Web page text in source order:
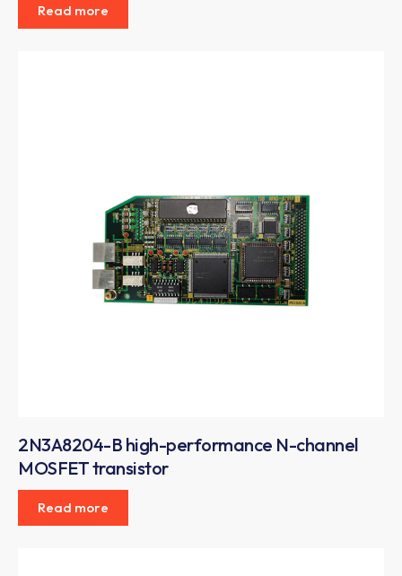
Read more
2N3A8204-B high-performance N-channel
MOSFET transistor
Read more